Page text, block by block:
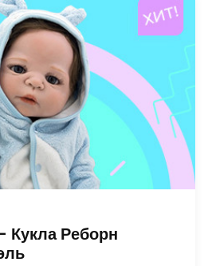
Кукла Реборн